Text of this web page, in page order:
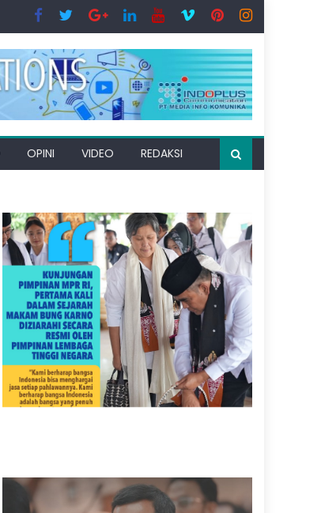
OPINI VIDEO REDAKSI